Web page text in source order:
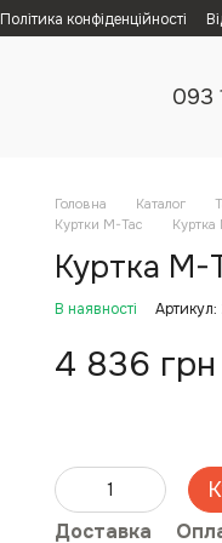
Політика конфіденційності
093
Головна Каталог
Куртки M-Tac
Куртка M-
В наявності
4 836 грн
Доставка